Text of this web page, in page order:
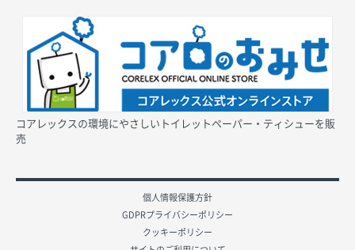
コアレックスの環境にやさしいトイレットペーパー・ティシューを販
売
個人情報保護方針
GDPRプライバシーポリシー
クッキーポリシー